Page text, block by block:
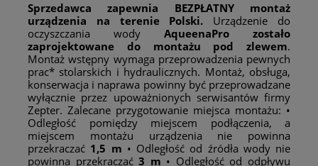
Sprzedawca zapewnia BEZPŁATNY montaż
urządzenia na terenie Polski. Urządzenie do
oczyszczania wody AqueenaPro zostało
zaprojektowane do montażu pod zlewem.
Montaż wstępny wymaga przeprowadzenia pewnych
prac* stolarskich i hydraulicznych. Montaż, obsługa,
konserwacja i naprawa powinny być przeprowadzane
wyłącznie przez upoważnionych serwisantów firmy
Zepter. Zalecane przygotowanie miejsca montażu: •
Odległość pomiędzy miejscem podłączenia, a
miejscem montażu urządzenia nie powinna
przekraczać 1,5 m • Odległość od źródła wody nie
powinna przekraczać3 m • Odległość od odpływu